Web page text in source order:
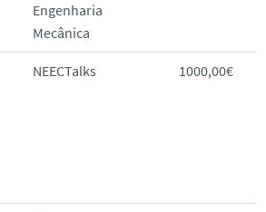
Engenharia
Mecânica
NEECTalks 1000,00€